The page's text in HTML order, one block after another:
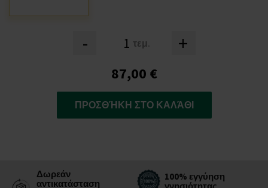
- τεμ. +
87,00 €
ΠΡΟΣΘΉΚΗ ΣΤΟ ΚΑΛΆΘΙ
Δωρεάν
αντικατάσταση
100% εγγύηση